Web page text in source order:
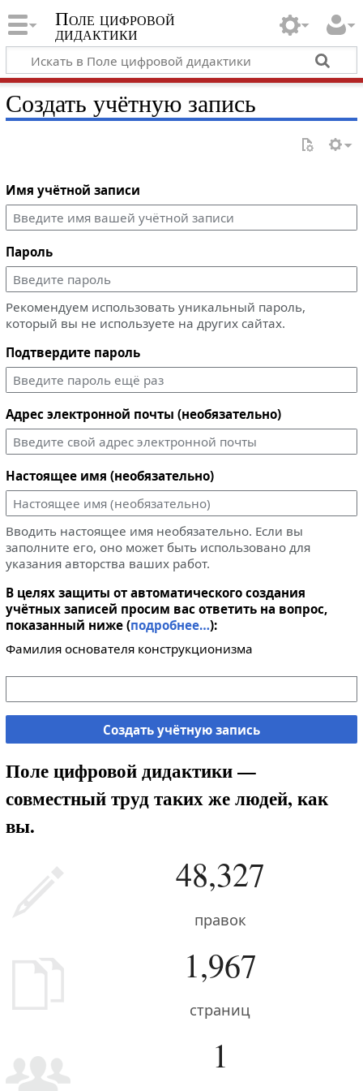
Поле цифровой
дидактики
Создать учётную запись
Имя учётной записи
Пароль
Рекомендуем использовать уникальный пароль,
который вы не используете на других сайтах.
Подтвердите пароль
Адрес электронной почты (необязательно)
Настоящее имя (необязательно)
Вводить настоящее имя необязательно. Если вы
заполните его, оно может быть использовано для
указания авторства ваших работ.
В целях защиты от автоматического создания
учётных записей просим вас ответить на вопрос,
показанный ниже (подробнее…):
Фамилия основателя конструкционизма
Создать учётную запись
Поле цифровой дидактики —
совместный труд таких же людей, как
вы.
48,327
правок
1,967
страниц
1